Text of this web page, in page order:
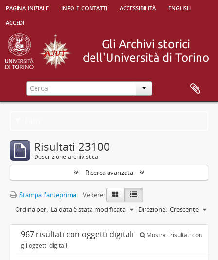
pagina iniziale info e contatti accessibilità
english
accedi
Risultati 23100
Descrizione archivistica
Ricerca avanzata
Stampa l'anteprima
Vedere:
Ordina per: La data è stata modificata Direzione: Crescente
967 risultati con oggetti digitali
Mostra i risultati con
gli oggetti digitali